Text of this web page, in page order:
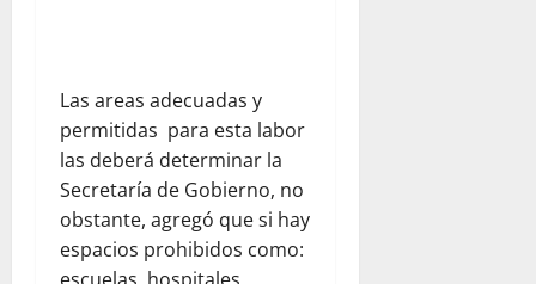
Las areas adecuadas y
permitidas para esta labor
las deberá determinar la
Secretaría de Gobierno, no
obstante, agregó que si hay
espacios prohibidos como: